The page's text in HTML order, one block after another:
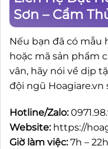
Sơn – Cẩm
Nếu bạn đã có mẫu
hoặc mã sản phẩm
vân, hãy nói về dịp
đội ngũ Hoagiare.vn
Hotline/Zalo:
Website: https://
Giờ làm việc:7h –